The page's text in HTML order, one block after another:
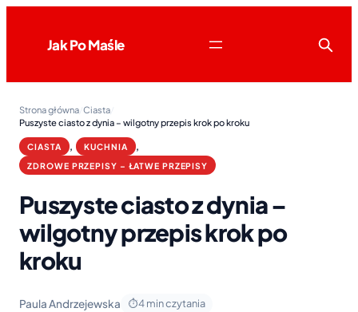
Jak Po Maśle
Strona główna Ciasta
Puszyste ciasto z dynia – wilgotny przepis krok po kroku
CIASTA , KUCHNIA ,
ZDROWE PRZEPISY – ŁATWE PRZEPISY
Puszyste ciasto z dynia –
wilgotny przepis krok po
kroku
Paula Andrzejewska 4 min czytania